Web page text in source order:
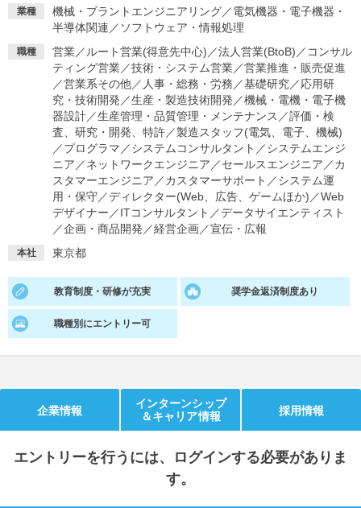
イベントを探す スカウト お知らせ
就活ノウハウ・サポート
就活支援
就活ノウハウが満載！
就活コラム
お役立ち記事・相談室など
適職診断
あなたに合う仕事を診断！
就活チャンネル
動画で対策講座をチェック
就活時事ニュースを更新 不明点があればこちら
業種 機械・プラントエンジニアリング／電気機器・電子機器・
半導体関連 ／ ソフトウェア・情報処理
職種 営業／ ルート営業(得意先中心) ／法人営業(BtoB) ／ コンサル
ティング営業／技術・システム営業／営業推進・販売促進
／営業系その他／ 人事・総務・労務 ／基礎研究／応用研
究・技術開発 ／生産・製造技術開発 ／機械・電機・電子機
器設計／生産管理・品質管理・メンテナンス ／評価・検
査、研究・開発、特許／製造スタッフ(電気、電子、機械)
／プログラマ ／システムコンサルタント ／システムエンジ
ニア ／ネットワークエンジニア ／セールスエンジニア ／カ
スタマーエンジニア ／カスタマーサポート ／システム運
用・保守／ディレクター(Web、広告、ゲームほか) ／Web
デザイナー ／ITコンサルタント ／データサイエンティスト
／企画・商品開発 ／経営企画／宣伝・広報
本社 東京都
教育制度・研修が充実 奨学金返済制度あり
職種別にエントリー可
企業情報
インターンシップ
＆キャリア情報
採用情報
エントリーを行うには、ログインする必要がありま
す。